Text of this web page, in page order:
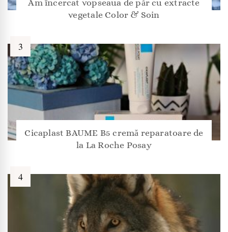
Am încercat vopseaua de păr cu extracte
vegetale Color & Soin
Cicaplast BAUME B5 cremă reparatoare de
la La Roche Posay